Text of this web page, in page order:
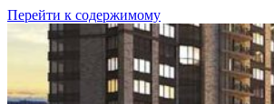
Перейти к содержимому